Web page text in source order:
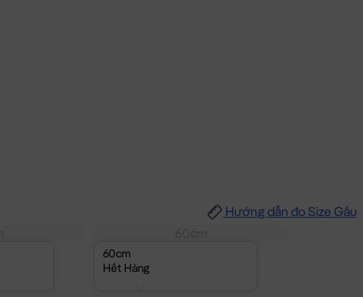
Hướng dẫn đo Size Gấu
60cm
Hết Hàng